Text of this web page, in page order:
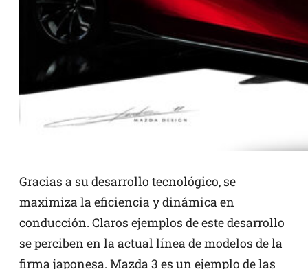
Gracias a su desarrollo tecnológico, se
maximiza la eficiencia y dinámica en
conducción. Claros ejemplos de este desarrollo
se perciben en la actual línea de modelos de la
firma japonesa. Mazda 3 es un ejemplo de las